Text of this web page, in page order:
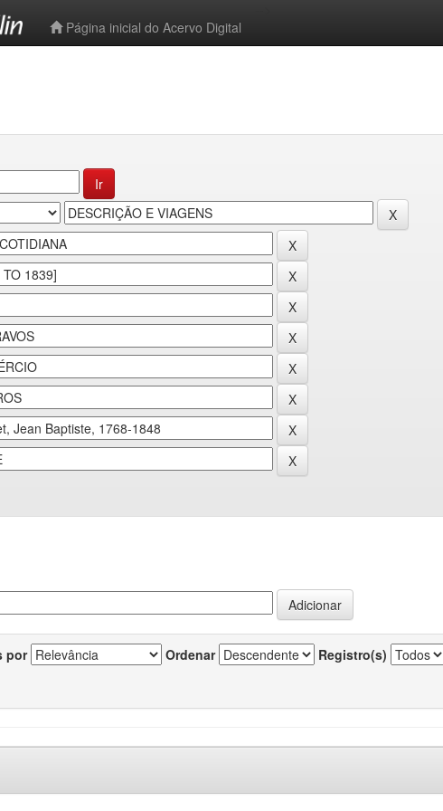
Página inicial do Acervo Digital
por Ordenar Registro(s)